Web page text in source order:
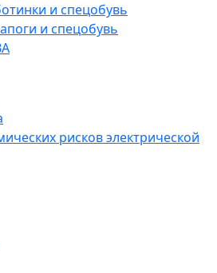
и спецобувь
и спецобувь
рисков электрической